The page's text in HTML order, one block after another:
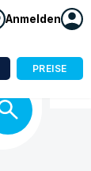
Anmelden
PREISE